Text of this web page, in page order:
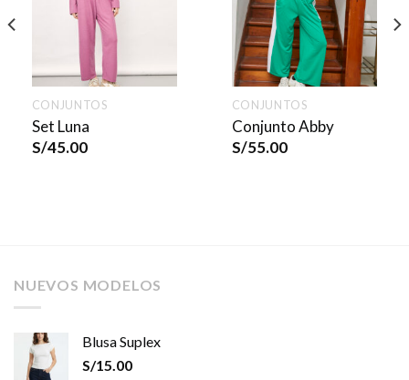
CONJUNTOS
Set Luna
S/45.00
CONJUNTOS
Conjunto Abby
S/55.00
NUEVOS MODELOS
Blusa Suplex
S/15.00